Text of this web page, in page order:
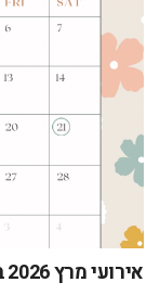
אירועי מרץ 2026 בלונדון – לוח אירועים מלא ותאריכים